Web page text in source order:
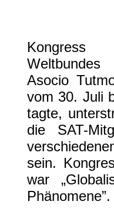
Asocio
vom 30. Juli
tagte,
die SAT-
sein.
war
Phänomene”.